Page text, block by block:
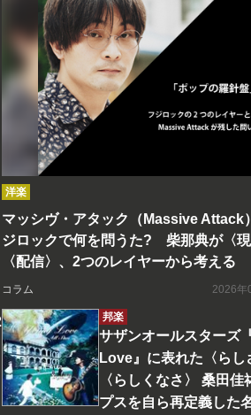
洋楽
マッシヴ・アタック（Massive Attack
ジロックで何を問うた? 柴那典が〈
〈配信〉、2つのレイヤーから考える
コラム 2026年
邦楽
サザンオールスターズ
Love』に表れた〈らし
〈らしくなさ〉 桑田佳
プスを自ら再定義した